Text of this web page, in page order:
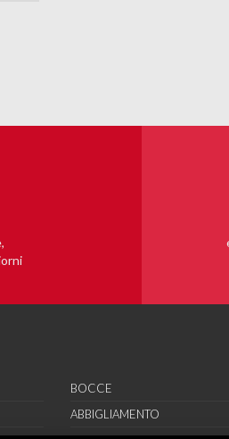
BOCCE
ABBIGLIAMENTO